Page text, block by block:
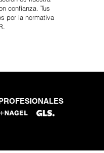
confianza. Tus
por la normativa